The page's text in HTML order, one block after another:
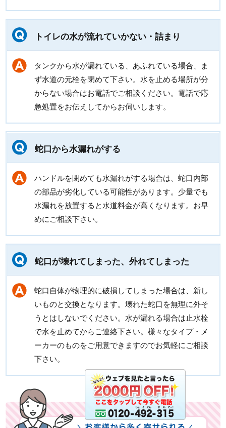
トイレの水が流れていかない・詰まり
タンクから水が漏れている、あふれている場合、ま
ず水道の元栓を閉めて下さい。水を止める場所が分
からない場合はお電話でご相談ください。電話で応
急処置をお伝えしてからお伺いします。
蛇口から水漏れがする
ハンドルを閉めても水漏れがする場合は、蛇口内部
の部品が劣化している可能性があります。少量でも
水漏れを放置すると水道料金が高くなります。お早
めにご相談下さい。
蛇口が壊れてしまった、外れてしまった
蛇口自体が物理的に破損してしまった場合は、新し
いものと交換となります。壊れた蛇口を無理に外そ
うとはしないでください。水が漏れる場合は止水栓
で水を止めてからご連絡下さい。様々なタイプ・メ
ーカーのものをご用意できますのでお気軽にご相談
下さい。